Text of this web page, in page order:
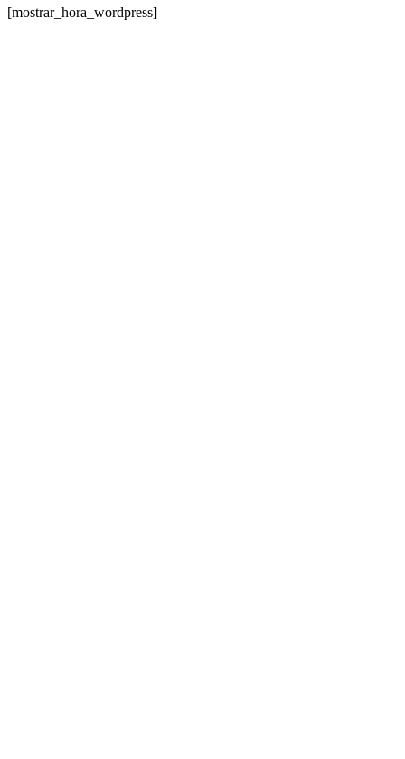
[mostrar_hora_wordpress]